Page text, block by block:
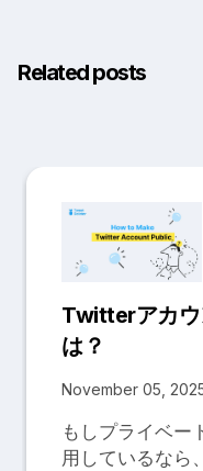
Related posts
Twitterアカウ
は？
November 05,
もしプライベー
用しているなら